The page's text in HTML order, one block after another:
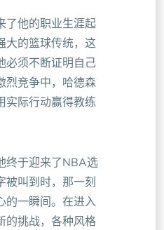
了他的职业生涯起
大的篮球传统，这
必须不断证明自己
烈竞争中，哈德森
实际行动赢得教练
终于迎来了NBA选
被叫到时，那一刻
的一瞬间。在进入
的挑战，各种风格